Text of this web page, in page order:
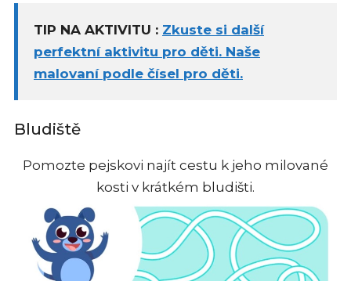
TIP NA AKTIVITU : Zkuste si další
perfektní aktivitu pro děti. Naše
malovaní podle čísel pro děti.
Bludiště
Pomozte pejskovi najít cestu k jeho milované
kosti v krátkém bludišti.